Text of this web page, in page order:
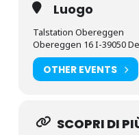
leicht | mit Einkehr |
von Getränk wird
Luogo
Talstation Obereggen
Obereggen 16 I-39050
OTHER EVENTS
SCOPRI DI